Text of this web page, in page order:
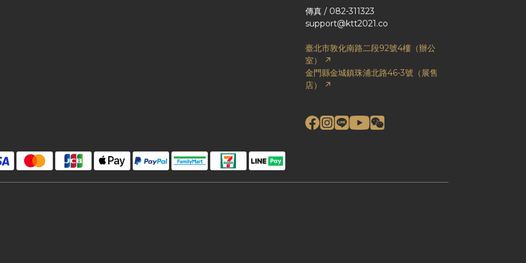
傳真 / 082-311323
support@ktt2021.co
臺北市敦化南路二段92號4樓（辦公
室） ↗
金門縣金城鎮珠浦北路46-3號（展售
店） ↗